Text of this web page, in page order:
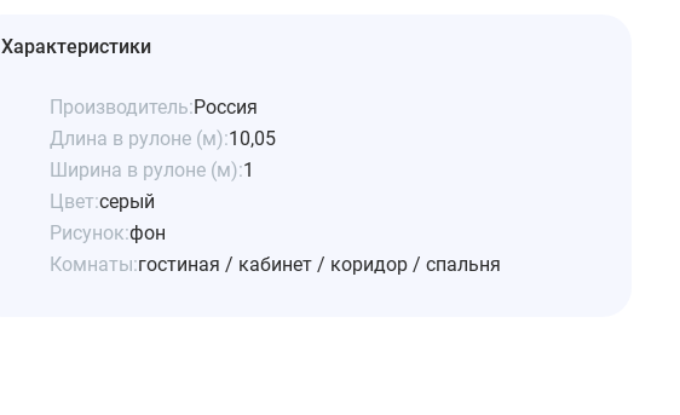
Характеристики
Производитель:Россия
Длина в рулоне (м):10,05
Ширина в рулоне (м):1
Цвет:серый
Рисунок:фон
Комнаты:гостиная / кабинет / коридор / спальня